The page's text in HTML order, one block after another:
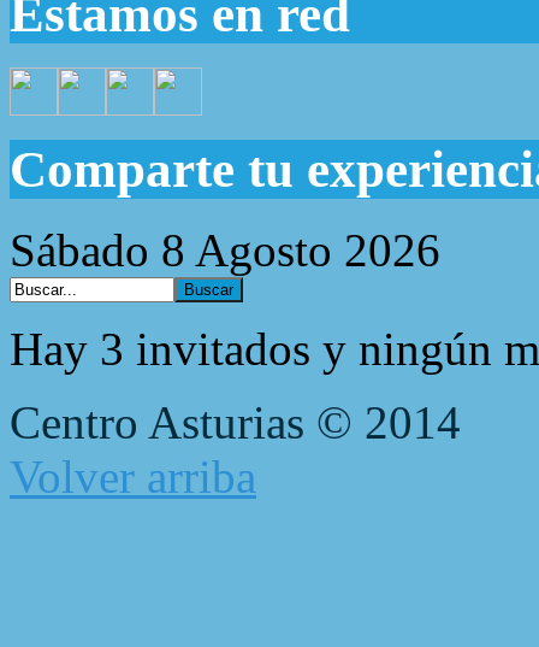
Estamos en red
Comparte tu
Sábado 8 Agosto 2026
Hay 3 invitados y ningún
Centro Asturias © 2014
Volver arriba